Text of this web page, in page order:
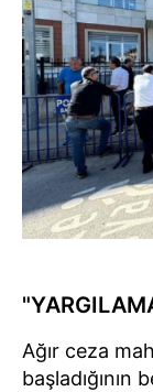
Ağır ceza
başladığının